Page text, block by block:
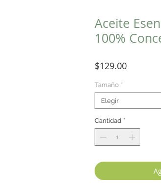
Aceite
100%
$129.00Precio
Tamaño *
Elegir
Cantidad *